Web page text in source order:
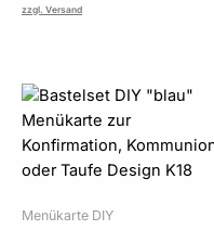
zzgl. Versand
Menükarte DIY
Preisspanne:
42,00 €